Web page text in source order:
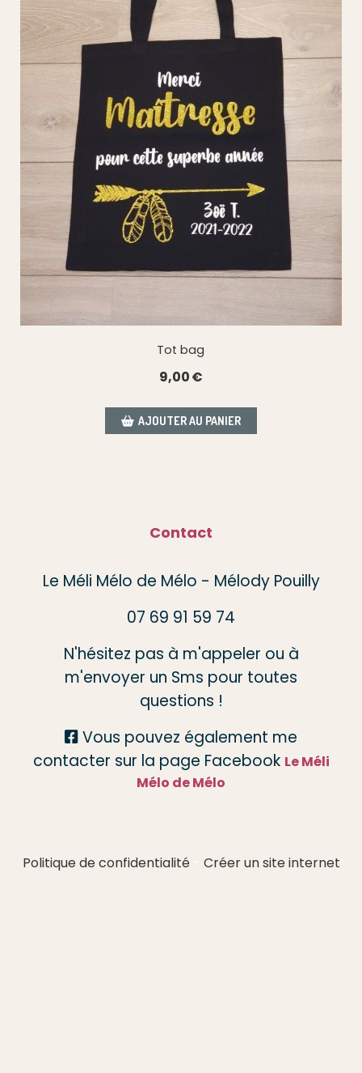
Tot bag
9,00€
AJOUTER AU PANIER
Contact
Le Méli Mélo de Mélo - Mélody Pouilly
07 69 91 59 74
N'hésitez pas à m'appeler ou à
m'envoyer un Sms pour toutes
questions !
 Vous pouvez également me
contacter sur la page Facebook Le Méli
Mélo de Mélo
Politique de confidentialité Créer un site internet